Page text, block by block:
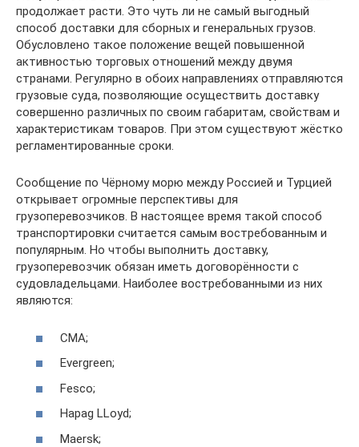
продолжает расти. Это чуть ли не самый выгодный
способ доставки для сборных и генеральных грузов.
Обусловлено такое положение вещей повышенной
активностью торговых отношений между двумя
странами. Регулярно в обоих направлениях отправляются
грузовые суда, позволяющие осуществить доставку
совершенно различных по своим габаритам, свойствам и
характеристикам товаров. При этом существуют жёстко
регламентированные сроки.
Сообщение по Чёрному морю между Россией и Турцией
открывает огромные перспективы для
грузоперевозчиков. В настоящее время такой способ
транспортировки считается самым востребованным и
популярным. Но чтобы выполнить доставку,
грузоперевозчик обязан иметь договорённости с
судовладельцами. Наиболее востребованными из них
являются:
CMA;
Evergreen;
Fesco;
Hapag LLoyd;
Maersk;